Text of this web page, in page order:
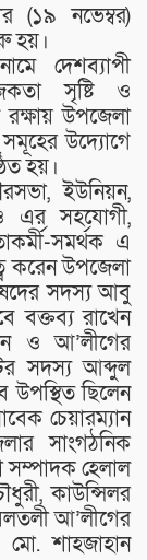
(১৯ নভেম্বর)
হয়।
দেশব্যাপী
সৃষ্টি ও
উপজেলা
উদ্যোগে
হয়।
ইউনিয়ন,
এর সহযোগী,
সমর্থক এ
করেন উপজেলা
সদস্য আবু
বক্তব্য রাখেন
ও আ’লীগের
সদস্য আব্দুল
উপস্থিত ছিলেন
চেয়ারম্যান
সাংগঠনিক
সম্পাদক হেলাল
কাউন্সিলর
আ’লীগের
শাহজাহান